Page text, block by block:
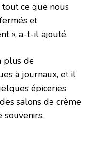
ce que nous
et
», a-t-il ajouté.
plus de
à journaux, et il
épiceries
salons de crème
souvenirs.